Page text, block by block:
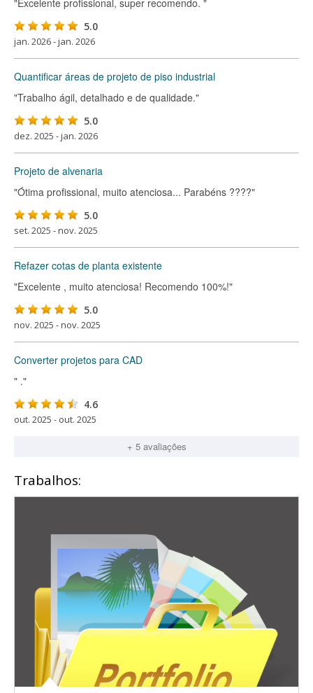
"Excelente profissional, super recomendo. "
5.0
jan. 2026 - jan. 2026
Quantificar áreas de projeto de piso industrial
"Trabalho ágil, detalhado e de qualidade."
5.0
dez. 2025 - jan. 2026
Projeto de alvenaria
"Ótima profissional, muito atenciosa... Parabéns ????"
5.0
set. 2025 - nov. 2025
Refazer cotas de planta existente
"Excelente , muito atenciosa! Recomendo 100%!"
5.0
nov. 2025 - nov. 2025
Converter projetos para CAD
" ."
4.6
out. 2025 - out. 2025
+ 5 avaliações
Trabalhos: